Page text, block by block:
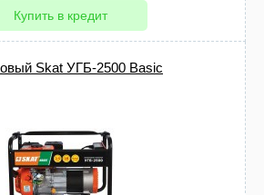
Купить в кредит
Skat УГБ-2500 Basic